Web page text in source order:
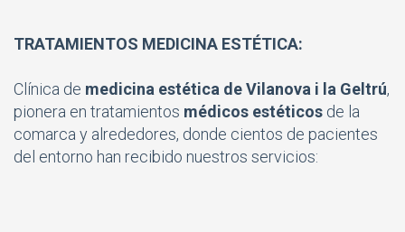
TRATAMIENTOS MEDICINA ESTÉTICA:
Clínica de medicina estética de Vilanova i la Geltrú,
pionera en tratamientos médicos estéticos de la
comarca y alrededores, donde cientos de pacientes
del entorno han recibido nuestros servicios: